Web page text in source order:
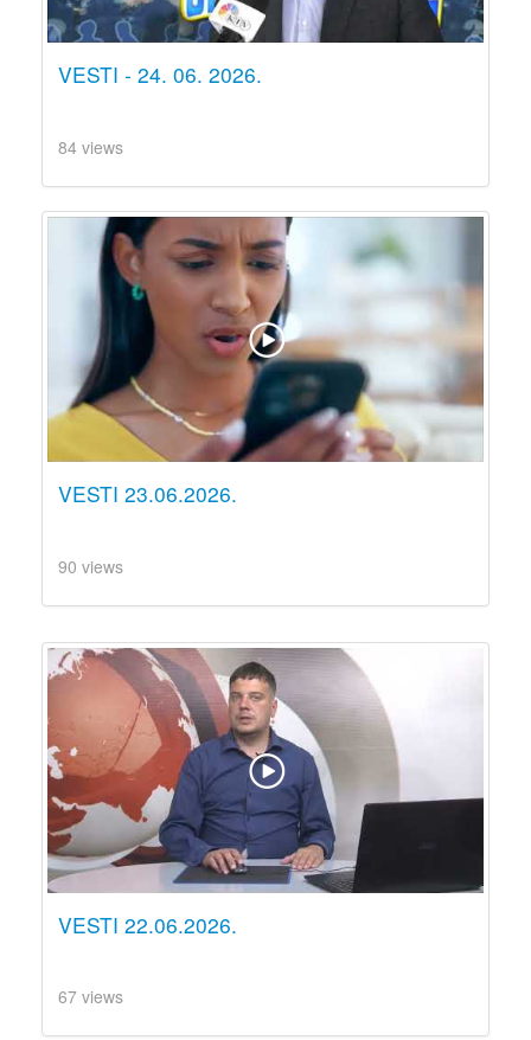
VESTI - 24. 06. 2026.
84 views
VESTI 23.06.2026.
90 views
VESTI 22.06.2026.
67 views